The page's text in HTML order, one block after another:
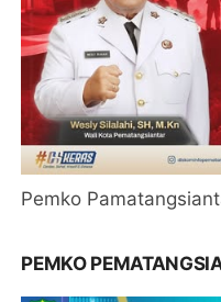
Pemko
PEMKO